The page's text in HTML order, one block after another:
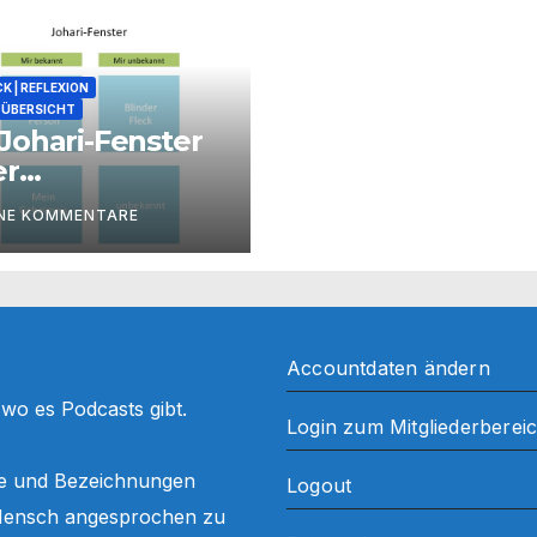
| REFLEXION
Fenster
KOMMENTARE
es Podcasts gibt.
und Bezeichnungen
angesprochen zu
Accountdaten ändern
Login zum
Logout